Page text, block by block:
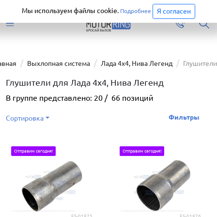
Перейти
Выхлопная система Лада 4х4, Нива Легенд Глушители
Глушители для Лада 4х4, Нива Легенд
В группе представлено: 20 / 66 позиций
Сортировка Фильтры
Отправим сегодня! Отправим сегодня!
Мы используем файлы cookie. Подробнее Я согласен